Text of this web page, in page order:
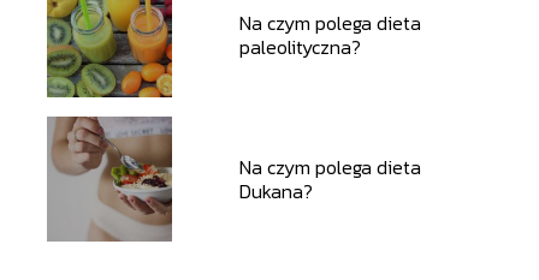
Na czym polega dieta
paleolityczna?
Na czym polega dieta
Dukana?